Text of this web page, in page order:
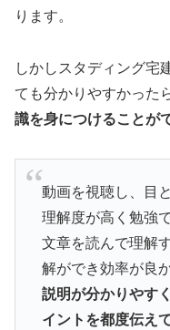
ります。
しかしスタディング宅
ても分かりやすかった
識を身につけることが
動画を視聴し、目
理解度が高く勉強
文章を読んで理解
解ができ効率が良
説明が分かりやす
イントを都度伝え